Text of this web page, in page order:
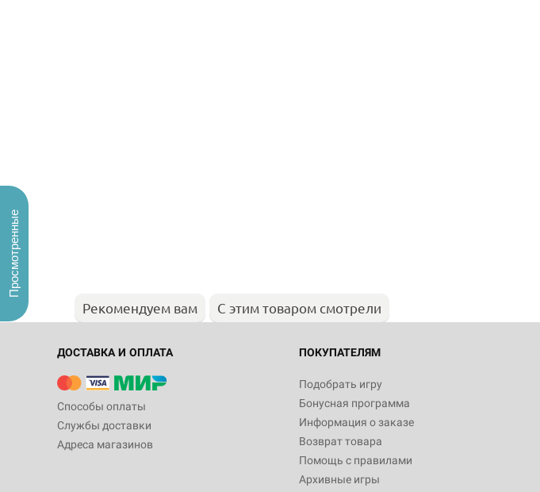
Рекомендуем вам С этим товаром смотрели
ДОСТАВКА И ОПЛАТА
Способы оплаты
Службы доставки
Адреса магазинов
ПОКУПАТЕЛЯМ
Подобрать игру
Бонусная программа
Информация о заказе
Возврат товара
Помощь с правилами
Архивные игры
Просмотренные